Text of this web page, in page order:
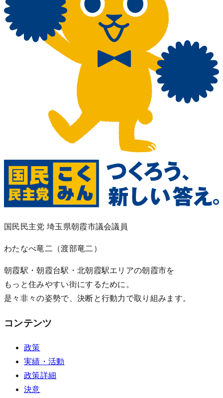
国民民主党 埼玉県朝霞市議会議員
わたなべ竜二 （渡部竜二）
朝霞駅・朝霞台駅・北朝霞駅エリアの朝霞市を
もっと住みやすい街にするために。
是々非々の姿勢で、決断と行動力で取り組みます。
コンテンツ
政策
実績・活動
政策詳細
決意